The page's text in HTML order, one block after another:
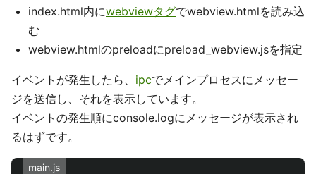
index.html内にwebviewタグでwebview.htmlを読み込
む
webview.htmlのpreloadにpreload_webview.jsを指定
イベントが発生したら、 ipcでメインプロセスにメッセー
ジを送信し、それを表示しています。
イベントの発生順にconsole.logにメッセージが表示され
るはずです。
main.js